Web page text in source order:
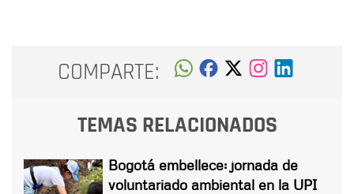
COMPARTE:
TEMAS RELACIONADOS
Bogotá embellece: jornada de
voluntariado ambiental en la UPI